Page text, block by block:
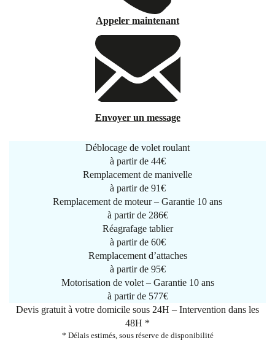
Appeler maintenant
Envoyer un message
Déblocage de volet roulant
à partir de 44€
Remplacement de manivelle
à partir de 91€
Remplacement de moteur – Garantie 10 ans
à partir de 286€
Réagrafage tablier
à partir de 60€
Remplacement d’attaches
à partir de 95€
Motorisation de volet – Garantie 10 ans
à partir de 577€
Devis gratuit à votre domicile sous 24H – Intervention dans les
48H *
* Délais estimés, sous réserve de disponibilité